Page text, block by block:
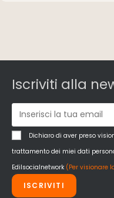
Iscriviti alla
Dichiaro di aver preso
trattamento dei miei dati
Edilsocialnetwork (Per visionare
ISCRIVITI